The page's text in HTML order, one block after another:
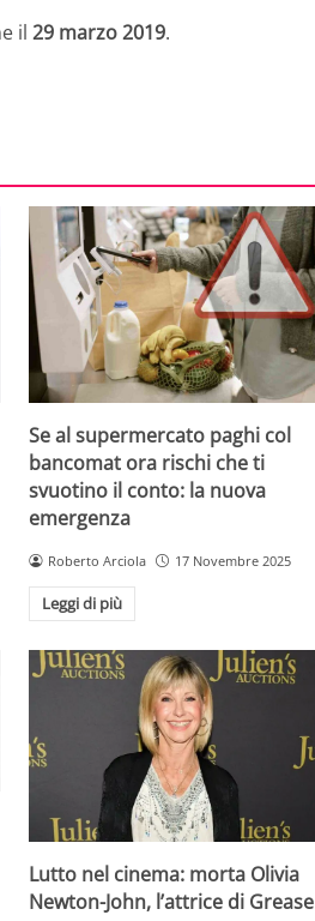
il 29 marzo 2019.
Se al supermercato paghi col
bancomat ora rischi che ti
svuotino il conto: la nuova
emergenza
Roberto Arciola 17 Novembre 2025
Leggi di più
Lutto nel cinema: morta Olivia
Newton-John, l’attrice di Grease